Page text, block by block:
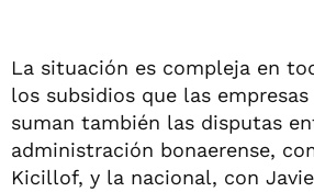
La situación es compleja en
los subsidios que las
suman también las disputas
administración bonaerense,
Kicillof, y la nacional, con